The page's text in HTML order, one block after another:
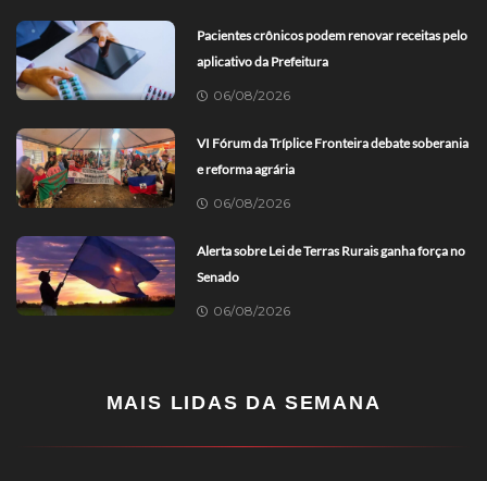
Pacientes crônicos podem renovar receitas pelo
aplicativo da Prefeitura
06/08/2026
VI Fórum da Tríplice Fronteira debate soberania
e reforma agrária
06/08/2026
Alerta sobre Lei de Terras Rurais ganha força no
Senado
06/08/2026
MAIS LIDAS DA SEMANA